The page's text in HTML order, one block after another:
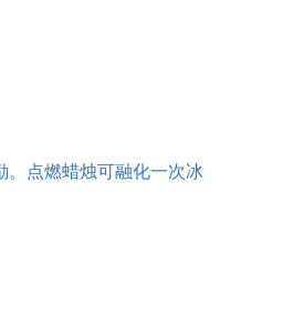
点燃蜡烛可融化一次冰